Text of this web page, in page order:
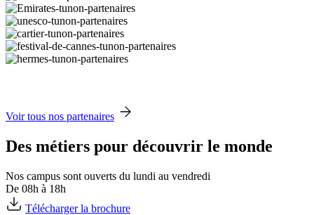
Voir tous nos partenaires
Des métiers pour découvrir le monde
Nos campus sont ouverts du lundi au vendredi
De 08h à 18h
Télécharger la brochure